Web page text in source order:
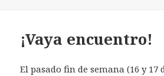
¡Vaya encuentro!
El pasado fin de semana (16 y 17